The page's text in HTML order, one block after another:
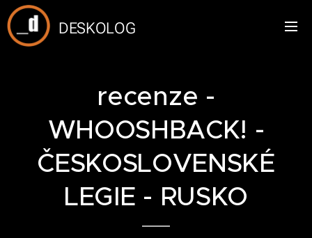
DESKOLOG
recenze -
WHOOSHBACK! -
ČESKOSLOVENSKÉ
LEGIE - RUSKO